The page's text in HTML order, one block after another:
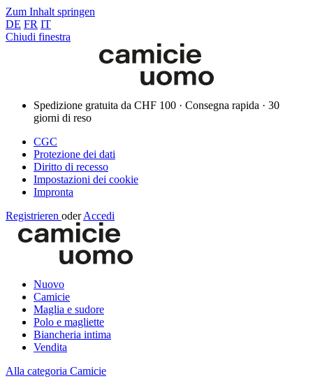
Zum Inhalt springen
DE FR IT
Chiudi finestra
Spedizione gratuita da CHF 100 · Consegna rapida · 30
giorni di reso
CGC
Protezione dei dati
Diritto di recesso
Impostazioni dei cookie
Impronta
Registrieren oder Accedi
Nuovo
Camicie
Maglia e sudore
Polo e magliette
Biancheria intima
Vendita
Alla categoria Camicie